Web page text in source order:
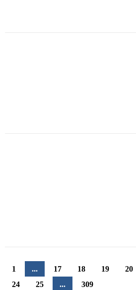
1 ... 17 18 19 20
24
25 ... 309